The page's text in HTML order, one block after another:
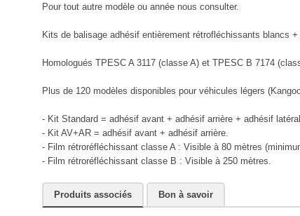
Pour tout autre modèle ou année nous consulter.
Kits de balisage adhésif entièrement rétrofléchissants blancs +
Homologués TPESC A 3117 (classe A) et TPESC B 7174
Plus de 120 modèles disponibles pour véhicules légers
- Kit Standard = adhésif avant + adhésif arrière + adhésif latéral
- Kit AV+AR = adhésif avant + adhésif arrière.
- Film rétroréfléchissant classe A : Visible à 80 mètres
- Film rétroréfléchissant classe B : Visible à 250 mètres.
Produits associés Bon à savoir